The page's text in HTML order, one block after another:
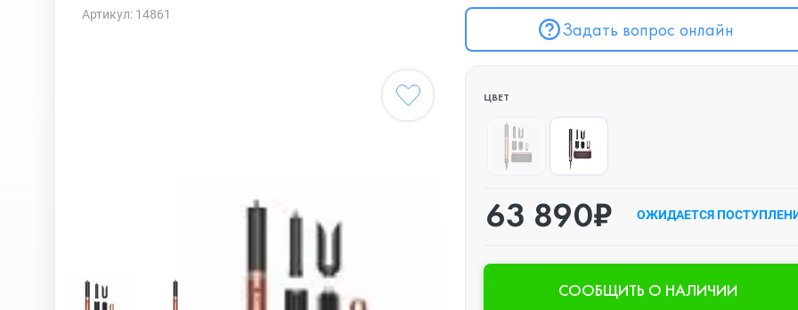
Артикул: 14861
Задать вопрос онлайн
ЦВЕТ
63 890₽ ОЖИДАЕТСЯ
CООБЩИТЬ О НАЛИЧИИ